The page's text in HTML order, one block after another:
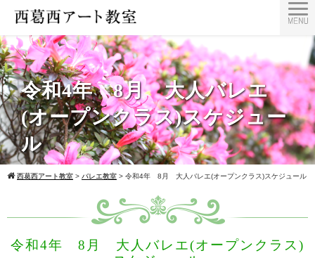
令和4年 8月 大人バレエ
(オープンクラス)スケジュー
ル
西葛西アート教室 > バレエ教室 > 令和4年 8月 大人バレエ(オープンクラス)スケジュール
令和4年 8月 大人バレエ(オープンクラス)